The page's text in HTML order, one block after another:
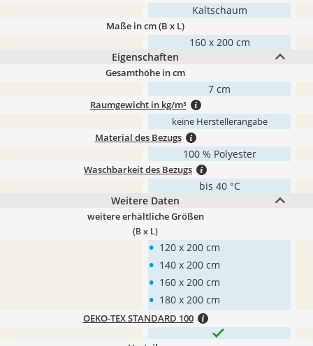
Kaltschaum
Maße in cm (B x L)
160 x 200 cm
Eigenschaften
Gesamthöhe in cm
7 cm
Raumgewicht in kg/m³
keine Herstellerangabe
Material des Bezugs
100 % Polyester
Waschbarkeit des Bezugs
bis 40 °C
Weitere Daten
weitere erhältliche Größen
(B x L)
• 120 x 200 cm
• 140 x 200 cm
• 160 x 200 cm
• 180 x 200 cm
OEKO-TEX STANDARD 100